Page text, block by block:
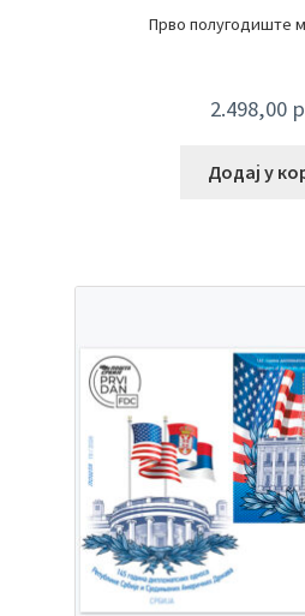
Прво полугодиште
2.498,00
Додај у